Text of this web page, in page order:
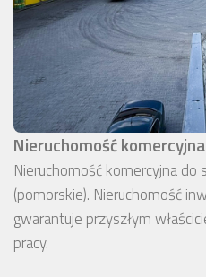
Nieruchomość
Nieruchomość komercyjna
(pomorskie). Nieruchomość
gwarantuje przyszłym
pracy.